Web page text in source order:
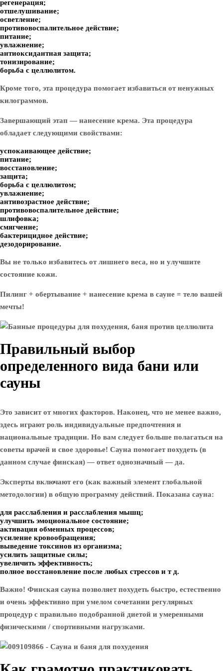
регенерация;
отшелушивание;
осветление;
противовоспалительное действие;
питание;
увлажнение;
антиоксидантная защита;
тонизирование;
борьба с целлюлитом.
Кроме того, эта процедура помогает избавиться от ненужных
килограммов.
Завершающий этап — нанесение крема. Эта процедура
обладает следующими свойствами:
успокаивающее действие;
питание;
восстановление;
защита;
борьба с целлюлитом;
увлажнение;
антивозрастное действие;
противовоспалительное действие;
шлифовка;
смягчение;
бактерицидное действие;
дезодорирование.
Вы не только избавитесь от лишнего веса, но и улучшите
состояние кожи.
Пилинг + обертывание + нанесение крема в сауне = тело вашей
мечты!
Правильный выбор
определенного вида бани или
сауны
Это зависит от многих факторов. Наконец, что не менее важно,
здесь играют роль индивидуальные предпочтения и
национальные традиции. Но вам следует больше полагаться на
советы врачей и свое здоровье! Сауна помогает похудеть (в
данном случае финская) — ответ однозначный — да.
Эксперты включают его (как важный элемент глобальной
методологии) в общую программу действий. Показана сауна:
для расслабления и расслабления мышц;
улучшить эмоциональное состояние;
активация обменных процессов;
усиление кровообращения;
выведение токсинов из организма;
усилить защитные силы;
увеличить эффективность;
полное восстановление после любых стрессов и т д.
Важно! Финская сауна позволяет похудеть быстро, естественно
и очень эффективно при умелом сочетании регулярных
процедур с правильно подобранной диетой и умеренными
физическими / спортивными нагрузками.